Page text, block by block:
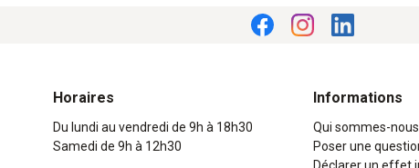
Horaires
Du lundi au vendredi de 9h à 18h30
Samedi de 9h à 12h30
Informations
Qui sommes-nous
Poser une
Déclarer un effet